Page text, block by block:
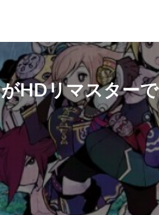
HDリマスターで